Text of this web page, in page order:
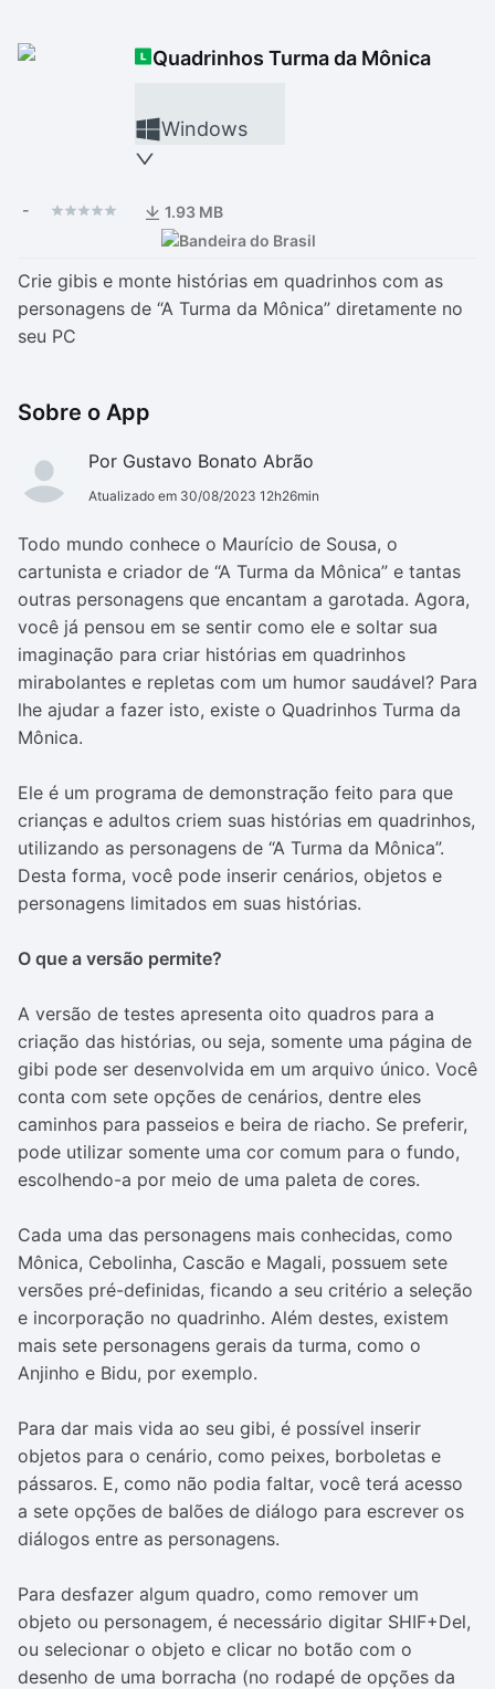
Quadrinhos Turma da Mônica
Windows
- 1.93 MB
Crie gibis e monte histórias em quadrinhos com as
personagens de “A Turma da Mônica” diretamente no
seu PC
Sobre o App
Por Gustavo Bonato Abrão
Atualizado em 30/08/2023 12h26min
Todo mundo conhece o Maurício de Sousa, o
cartunista e criador de “A Turma da Mônica” e tantas
outras personagens que encantam a garotada. Agora,
você já pensou em se sentir como ele e soltar sua
imaginação para criar histórias em quadrinhos
mirabolantes e repletas com um humor saudável? Para
lhe ajudar a fazer isto, existe o Quadrinhos Turma da
Mônica.
Ele é um programa de demonstração feito para que
crianças e adultos criem suas histórias em quadrinhos,
utilizando as personagens de “A Turma da Mônica”.
Desta forma, você pode inserir cenários, objetos e
personagens limitados em suas histórias.
O que a versão permite?
A versão de testes apresenta oito quadros para a
criação das histórias, ou seja, somente uma página de
gibi pode ser desenvolvida em um arquivo único. Você
conta com sete opções de cenários, dentre eles
caminhos para passeios e beira de riacho. Se preferir,
pode utilizar somente uma cor comum para o fundo,
escolhendo-a por meio de uma paleta de cores.
Cada uma das personagens mais conhecidas, como
Mônica, Cebolinha, Cascão e Magali, possuem sete
versões pré-definidas, ficando a seu critério a seleção
e incorporação no quadrinho. Além destes, existem
mais sete personagens gerais da turma, como o
Anjinho e Bidu, por exemplo.
Para dar mais vida ao seu gibi, é possível inserir
objetos para o cenário, como peixes, borboletas e
pássaros. E, como não podia faltar, você terá acesso
a sete opções de balões de diálogo para escrever os
diálogos entre as personagens.
Para desfazer algum quadro, como remover um
objeto ou personagem, é necessário digitar SHIF+Del,
ou selecionar o objeto e clicar no botão com o
desenho de uma borracha (no rodapé de opções da